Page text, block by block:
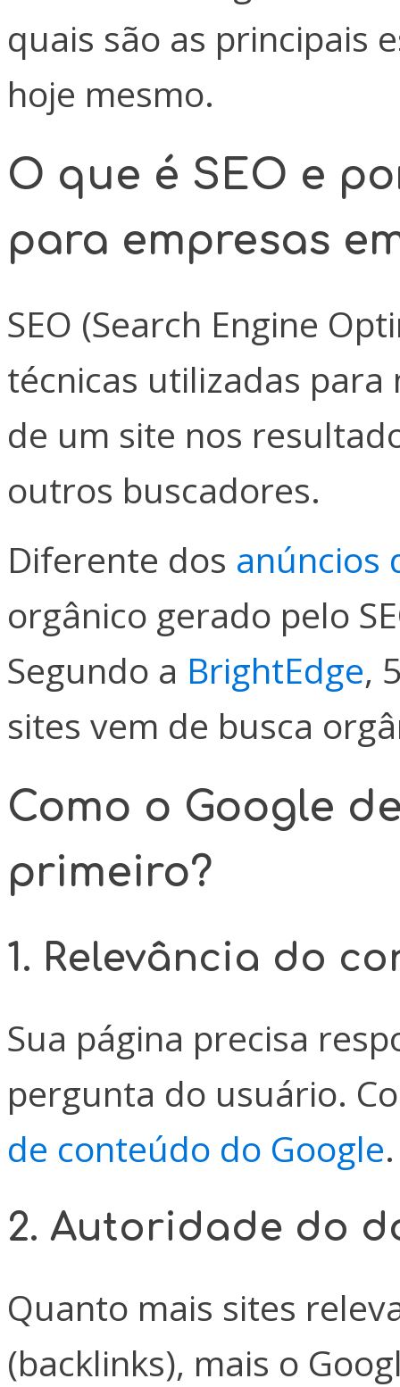
quais são as principais
hoje mesmo.
O que é SEO e
para empresas
SEO (Search Engine
técnicas utilizadas
de um site nos
outros buscadores.
Diferente dos anúncios
orgânico gerado pelo
Segundo a BrightEdge,
sites vem de busca
Como o Google
primeiro?
1. Relevância do
Sua página precisa
pergunta do usuário.
de conteúdo do Google.
2. Autoridade do
Quanto mais sites
(backlinks), mais o